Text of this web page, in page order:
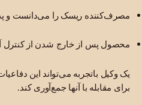
مصرف‌کننده ریسک را می‌دانست و
محصول پس از خارج شدن از کنترل
یک وکیل باتجربه می‌تواند این
برای مقابله با آنها جمع‌آوری کند.